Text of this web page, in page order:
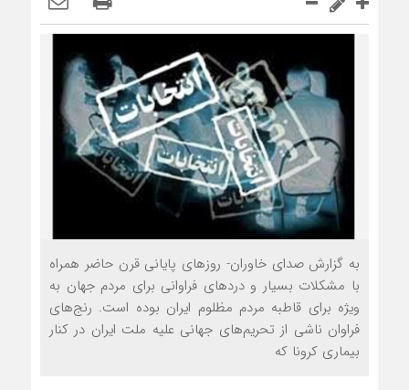
به گزارش صدای خاوران- روزهای پایانی قرن حاضر همراه
با مشکلات بسیار و دردهای فراوانی برای مردم جهان به
ویژه برای قاطبه مردم مظلوم ایران بوده است. رنج‌های
فراوان ناشی از تحریم‌های جهانی علیه ملت ایران در کنار
بیماری کرونا که